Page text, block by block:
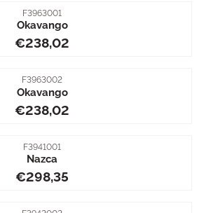
Artikelnummer
F3963001
Okavango
Prijs: 238,02
€238,02
Artikelnummer
F3963002
Okavango
Prijs: 238,02
€238,02
Artikelnummer
F3941001
Nazca
Prijs: 298,35
€298,35